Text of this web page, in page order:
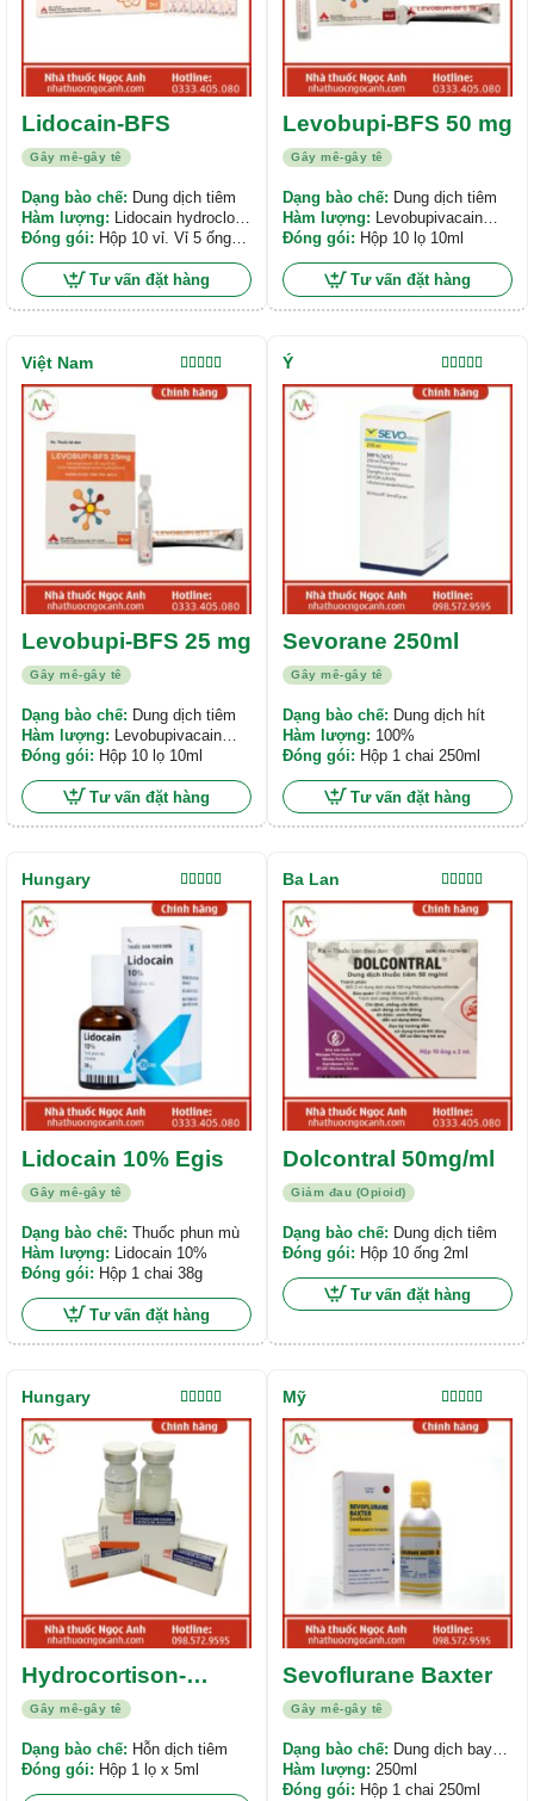
Gây mê-gây tê
Lidocain-BFS
Dạng bào chế: Dung dịch tiêm
Hàm lượng: Lidocain hydroclorid
200 mg/10mL
Đóng gói: Hộp 10 vỉ. Vỉ 5 ống
nhựa x 2 ml
Tư vấn đặt hàng
Gây mê-gây tê
Levobupi-BFS 50 mg
Dạng bào chế: Dung dịch tiêm
Hàm lượng: Levobupivacain
hydroclorid 50 mg/10mL
Đóng gói: Hộp 10 lọ 10ml
Tư vấn đặt hàng
Gây mê-gây tê
Levobupi-BFS 25 mg
Được xếp
hạng5.00
Dạng bào chế: Dung dịch tiêm
Hàm lượng: Levobupivacain
hydroclorid 25 mg/10mL
Đóng gói: Hộp 10 lọ 10ml
Tư vấn đặt hàng
Việt Nam
Gây mê-gây tê
Sevorane 250ml
Được xếp
hạng5.00
sao
Dạng bào chế: Dung dịch hít
Hàm lượng: 100%
Đóng gói: Hộp 1 chai 250ml
Tư vấn đặt hàng
Ý
Gây mê-gây tê
Lidocain 10% Egis
Được xếp
hạng5.00
sao
Dạng bào chế: Thuốc phun mù
Hàm lượng: Lidocain 10%
Đóng gói: Hộp 1 chai 38g
Tư vấn đặt hàng
Hungary
Giảm đau (Opioid)
Dolcontral 50mg/ml
Được xếp
hạng5.00
Dạng bào chế: Dung dịch tiêm
Đóng gói: Hộp 10 ống 2ml
Tư vấn đặt hàng
Ba Lan
Gây mê-gây tê
Hydrocortison-
Lidocain-Richter
Được xếp
hạng5.00
Dạng bào chế: Hỗn dịch tiêm
Đóng gói: Hộp 1 lọ x 5ml
Hungary
Gây mê-gây tê
Sevoflurane Baxter
Được xếp
hạng5.00
Dạng bào chế: Dung dịch bay
hơi
Hàm lượng: 250ml
Đóng gói: Hộp 1 chai 250ml
Mỹ